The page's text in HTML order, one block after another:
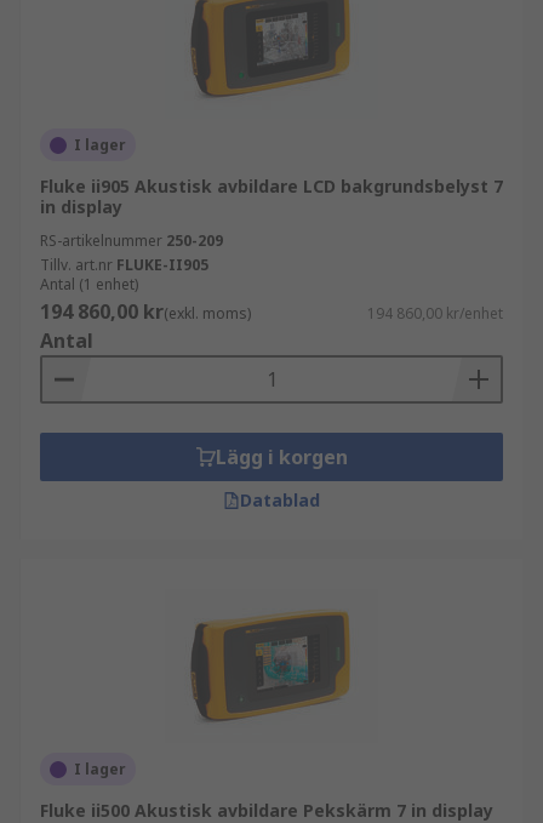
I lager
Fluke ii905 Akustisk avbildare LCD bakgrundsbelyst 7
in display
RS-artikelnummer 250-209
Tillv. art.nr FLUKE-II905
Antal (1 enhet)
194 860,00 kr(exkl. moms) 194 860,00 kr/enhet
Antal
Lägg i korgen
Datablad
I lager
Fluke ii500 Akustisk avbildare Pekskärm 7 in display